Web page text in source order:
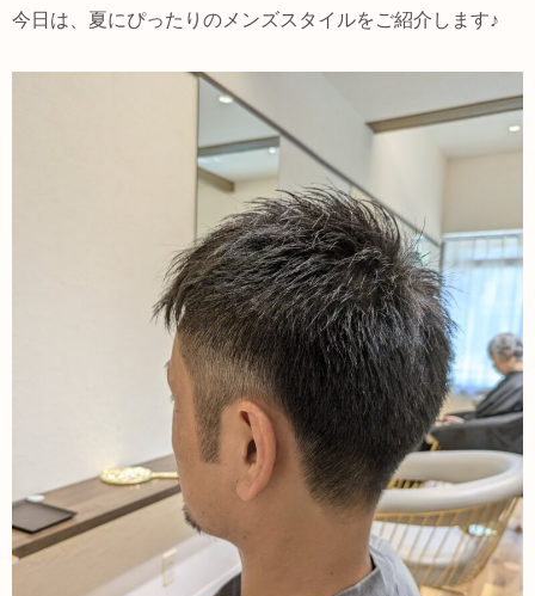
今日は、夏にぴったりのメンズスタイルをご紹介します♪